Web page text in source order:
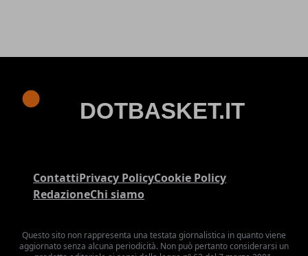
ContattiPrivacy PolicyCookie Policy
RedazioneChi siamo
Questo sito non rappresenta una testata giornalistica in quanto viene
aggiornato senza alcuna periodicità. Non può pertanto considerarsi un